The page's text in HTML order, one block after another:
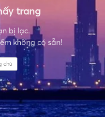
trang
bị lạc.
không có sẵn!
chủ